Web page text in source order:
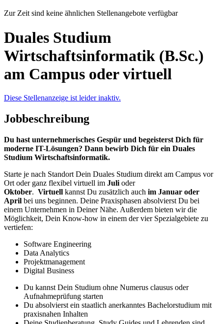
Zur Zeit sind keine ähnlichen Stellenangebote verfügbar
Duales Studium
Wirtschaftsinformatik (B.Sc.)
am Campus oder virtuell
Diese Stellenanzeige ist leider inaktiv.
Jobbeschreibung
Du hast unternehmerisches Gespür und begeisterst Dich für
moderne IT-Lösungen? Dann bewirb Dich für ein Duales
Studium Wirtschaftsinformatik.
Starte je nach Standort Dein Duales Studium direkt am Campus vor
Ort oder ganz flexibel virtuell im Juli oder
Oktober. Virtuell kannst Du zusätzlich auch im Januar oder
April bei uns beginnen. Deine Praxisphasen absolvierst Du bei
einem Unternehmen in Deiner Nähe. Außerdem bieten wir die
Möglichkeit, Dein Know-how in einem der vier Spezialgebiete zu
vertiefen:
Software Engineering
Data Analytics
Projektmanagement
Digital Business
Du kannst Dein Studium ohne Numerus clausus oder
Aufnahmeprüfung starten
Du absolvierst ein staatlich anerkanntes Bachelorstudium mit
praxisnahen Inhalten